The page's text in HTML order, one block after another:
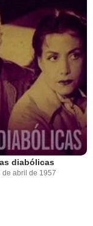
diabólicas
de abril de 1957